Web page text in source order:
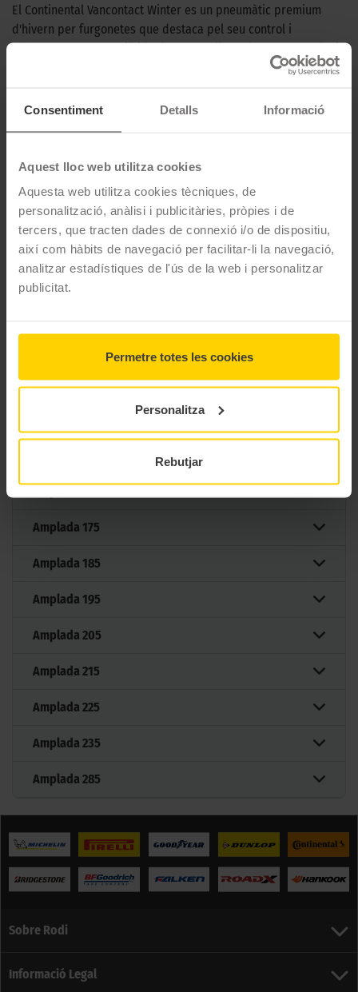
Consentiment Detalls Informació
Aquest lloc web utilitza cookies
Aquesta web utilitza cookies tècniques, de
personalització, anàlisi i publicitàries, pròpies i de
tercers, que tracten dades de connexió i/o de dispositiu,
així com hàbits de navegació per facilitar-li la navegació,
analitzar estadístiques de l'ús de la web i personalitzar
publicitat.
Permetre totes les cookies
Personalitza
Rebutjar
El Continental Vancontact Winter es un pneumàtic premium
d'hivern per furgonetes que destaca pel seu control i
seguretat. Es una opció ideal per aquells autònoms que vulguin
circular de manera eficient i controlada els mesos d'hivern.
CARACTERÍSTIQUES TÈCNIQUES
Estació
Hivern
Tipus conducció
Filtrar per mesura
Amplada 175
Amplada 185
Amplada 195
Amplada 205
Amplada 215
Amplada 225
Amplada 235
Amplada 285
Sobre Rodi
Informació Legal